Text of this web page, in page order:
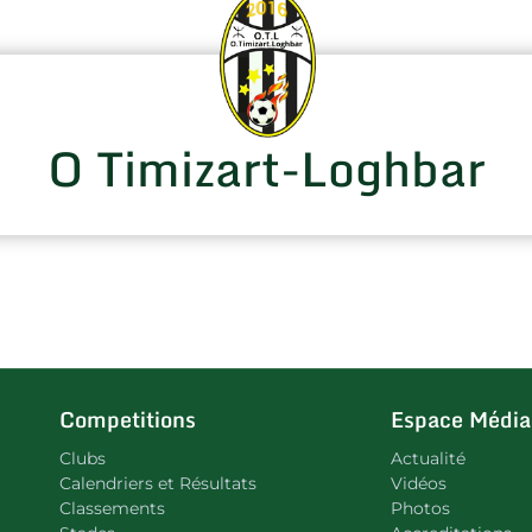
O Timizart-Loghbar
Competitions
Clubs
Calendriers et Résultats
Classements
Espace Média
Actualité
Vidéos
Photos